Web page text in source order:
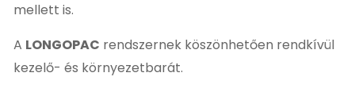
mellett is.
A LONGOPAC rendszernek köszönhetően rendkívül
kezelő- és környezetbarát.